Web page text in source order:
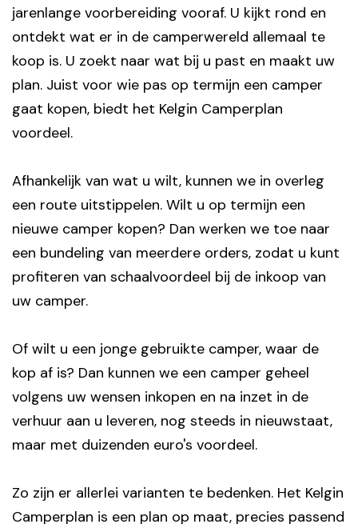
jarenlange voorbereiding vooraf. U kijkt rond en
ontdekt wat er in de camperwereld allemaal te
koop is. U zoekt naar wat bij u past en maakt uw
plan. Juist voor wie pas op termijn een camper
gaat kopen, biedt het Kelgin Camperplan
voordeel.
Afhankelijk van wat u wilt, kunnen we in overleg
een route uitstippelen. Wilt u op termijn een
nieuwe camper kopen? Dan werken we toe naar
een bundeling van meerdere orders, zodat u kunt
profiteren van schaalvoordeel bij de inkoop van
uw camper.
Of wilt u een jonge gebruikte camper, waar de
kop af is? Dan kunnen we een camper geheel
volgens uw wensen inkopen en na inzet in de
verhuur aan u leveren, nog steeds in nieuwstaat,
maar met duizenden euro's voordeel.
Zo zijn er allerlei varianten te bedenken. Het Kelgin
Camperplan is een plan op maat, precies passend